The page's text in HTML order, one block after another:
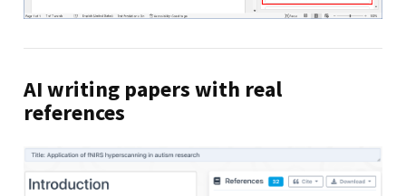
AI writing papers with real
references